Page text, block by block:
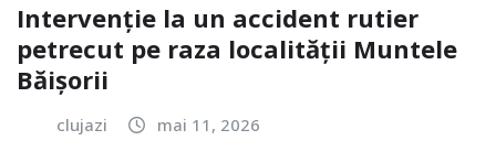
Intervenție la un accident rutier
petrecut pe raza localității Muntele
Băișorii
clujazi mai 11, 2026